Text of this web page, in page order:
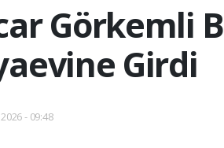
Görkemli
Girdi
- 09:48